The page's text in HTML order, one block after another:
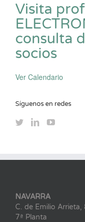
Visita
consulta
socios
Ver Calendario
Síguenos en redes
NAVARRA
C. de Emilio Arrieta,
7ª Planta